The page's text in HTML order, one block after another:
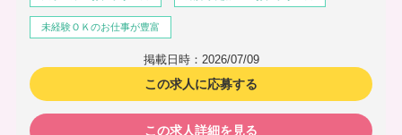
未経験ＯＫのお仕事が豊富
掲載日時：2026/07/09
この求人に応募する
この求人詳細を見る